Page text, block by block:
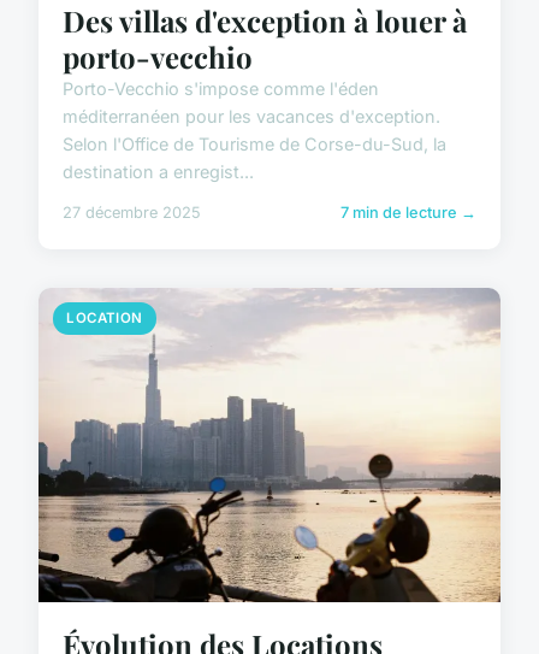
Des villas d'exception à louer à
porto-vecchio
Porto-Vecchio s'impose comme l'éden
méditerranéen pour les vacances d'exception.
Selon l'Office de Tourisme de Corse-du-Sud, la
destination a enregist...
27 décembre 2025 7 min de lecture →
LOCATION
Évolution des Locations